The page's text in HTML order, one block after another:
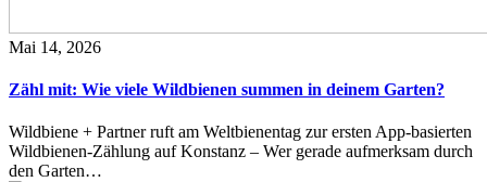
Mai 14, 2026
Zähl mit: Wie viele Wildbienen summen in deinem Garten?
Wildbiene + Partner ruft am Weltbienentag zur ersten App-basierten
Wildbienen-Zählung auf Konstanz – Wer gerade aufmerksam durch
den Garten…